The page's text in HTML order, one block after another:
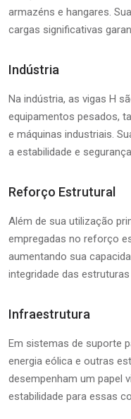
armazéns e hangares.
cargas significativas
Indústria
Na indústria, as vigas H
equipamentos pesados,
e máquinas industriais.
a estabilidade e
Reforço Estrutural
Além de sua utilização
empregadas no reforço
aumentando sua
integridade das
Infraestrutura
Em sistemas de suporte
energia eólica e outras
desempenham um papel
estabilidade para essas